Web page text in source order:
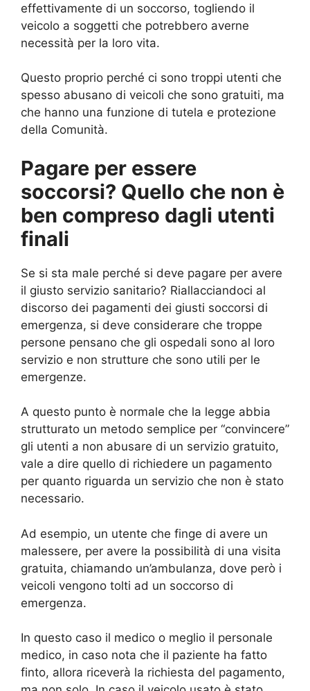
effettivamente di un soccorso, togliendo il
veicolo a soggetti che potrebbero averne
necessità per la loro vita.
Questo proprio perché ci sono troppi utenti che
spesso abusano di veicoli che sono gratuiti, ma
che hanno una funzione di tutela e protezione
della Comunità.
Pagare per essere
soccorsi? Quello che non è
ben compreso dagli utenti
finali
Se si sta male perché si deve pagare per avere
il giusto servizio sanitario? Riallacciandoci al
discorso dei pagamenti dei giusti soccorsi di
emergenza, si deve considerare che troppe
persone pensano che gli ospedali sono al loro
servizio e non strutture che sono utili per le
emergenze.
A questo punto è normale che la legge abbia
strutturato un metodo semplice per “convincere”
gli utenti a non abusare di un servizio gratuito,
vale a dire quello di richiedere un pagamento
per quanto riguarda un servizio che non è stato
necessario.
Ad esempio, un utente che finge di avere un
malessere, per avere la possibilità di una visita
gratuita, chiamando un’ambulanza, dove però i
veicoli vengono tolti ad un soccorso di
emergenza.
In questo caso il medico o meglio il personale
medico, in caso nota che il paziente ha fatto
finto, allora riceverà la richiesta del pagamento,